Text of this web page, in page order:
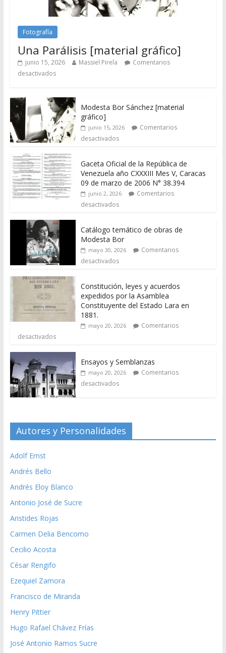
Fotografía
Una Parálisis [material gráfico]
junio 15, 2026 Massiel Pirela
Comentarios
desactivados
Modesta Bor Sánchez [material
gráfico]
junio 15, 2026
Comentarios
desactivados
Gaceta Oficial de la República de
Venezuela año CXXXIII Mes V, Caracas
09 de marzo de 2006 N° 38.394
junio 2, 2026
Comentarios
desactivados
Catálogo temático de obras de
Modesta Bor
mayo 30, 2026
Comentarios
desactivados
Constitución, leyes y acuerdos
expedidos por la Asamblea
Constituyente del Estado Lara en
1881.
mayo 20, 2026
Comentarios
desactivados
Ensayos y Semblanzas
mayo 20, 2026
Comentarios
desactivados
Autores y Personalidades
Adolf Ernst
Andrés Bello
Andrés Eloy Blanco
Antonio José de Sucre
Aristides Rojas
Carmen Delia Bencomo
Cecilio Acosta
César Rengifo
Ezequiel Zamora
Francisco de Miranda
Henry Pittier
Hugo Rafael Chávez Frías
José Antonio Ramos Sucre